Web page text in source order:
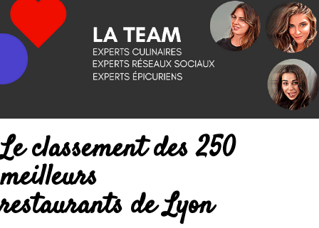
Le classement des 250
meilleurs
restaurants de Lyon